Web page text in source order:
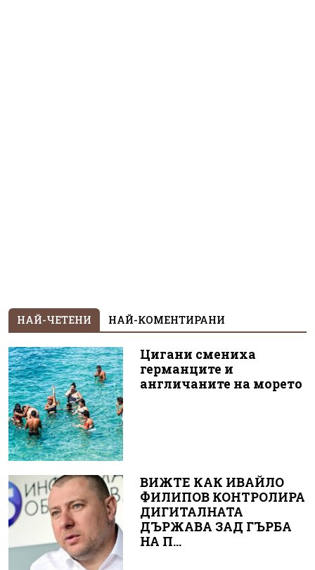
НАЙ-ЧЕТЕНИ НАЙ-КОМЕНТИРАНИ
Цигани смениха
германците и
англичаните на морето
ВИЖТЕ КАК ИВАЙЛО
ФИЛИПОВ КОНТРОЛИРА
ДИГИТАЛНАТА
ДЪРЖАВА ЗАД ГЪРБА
НА П...